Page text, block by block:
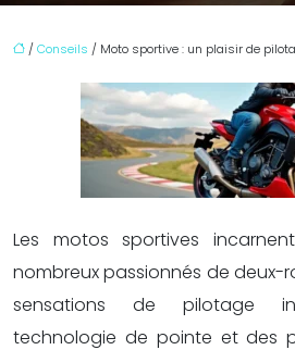
/Conseils / Moto sportive : un plaisir de
Les motos sportives
nombreux passionnés de deux-
sensations de pilotage
technologie de pointe et des